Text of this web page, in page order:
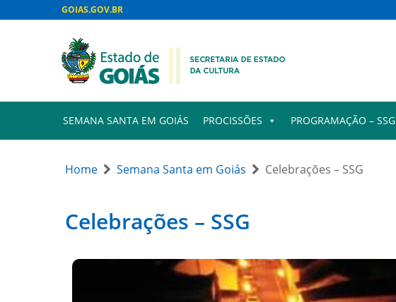
GOIAS.GOV.BR
SEMANA SANTA EM GOIÁS PROCISSÕES PROGRAMAÇÃO – SSG
Home Semana Santa em Goiás Celebrações – SSG
Celebrações – SSG